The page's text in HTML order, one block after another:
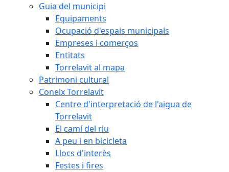
Guia del municipi
Equipaments
Ocupació d'espais municipals
Empreses i comerços
Entitats
Torrelavit al mapa
Patrimoni cultural
Coneix Torrelavit
Centre d'interpretació de l'aigua de
Torrelavit
El camí del riu
A peu i en bicicleta
Llocs d'interès
Festes i fires